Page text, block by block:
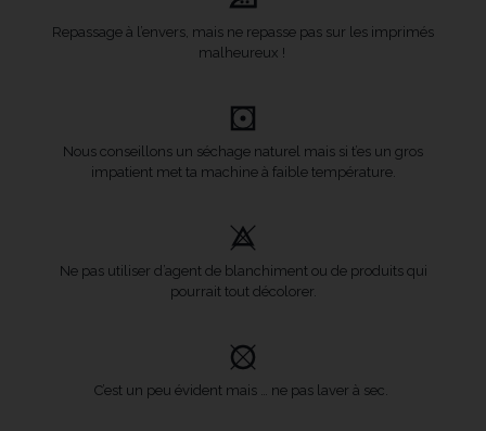
Repassage à l’envers, mais ne repasse pas sur les imprimés
malheureux !
Nous conseillons un séchage naturel mais si t’es un gros
impatient met ta machine à faible température.
Ne pas utiliser d’agent de blanchiment ou de produits qui
pourrait tout décolorer.
C’est un peu évident mais … ne pas laver à sec.